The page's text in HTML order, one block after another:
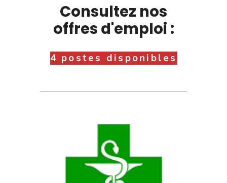
Consultez nos
offres d'emploi :
4 postes disponibles